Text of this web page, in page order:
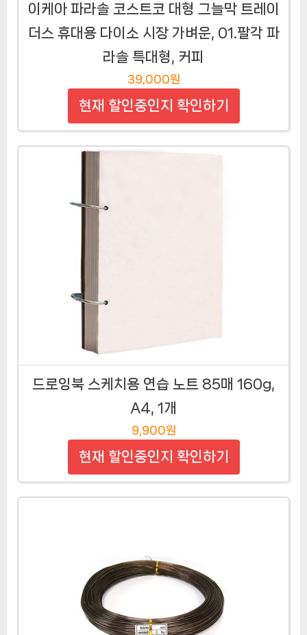
이케아 파라솔 코스트코 대형 그늘막 트레이
더스 휴대용 다이소 시장 가벼운, 01.팔각 파
라솔 특대형, 커피
39,000원
현재 할인중인지 확인하기
드로잉북 스케치용 연습 노트 85매 160g,
A4, 1개
9,900원
현재 할인중인지 확인하기